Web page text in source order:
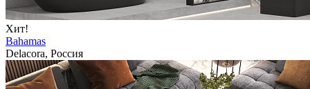
Хит!
Bahamas
Delacora, Россия